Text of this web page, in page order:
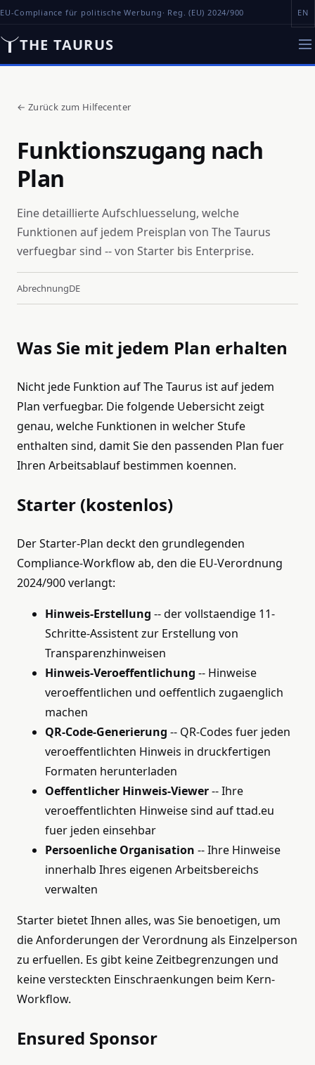
EU-Compliance für politische Werbung · Reg. (EU) 2024/900 EN
THE TAURUS
← Zurück zum Hilfecenter
Funktionszugang nach
Plan
Eine detaillierte Aufschluesselung, welche
Funktionen auf jedem Preisplan von The Taurus
verfuegbar sind -- von Starter bis Enterprise.
AbrechnungDE
Was Sie mit jedem Plan erhalten
Nicht jede Funktion auf The Taurus ist auf jedem
Plan verfuegbar. Die folgende Uebersicht zeigt
genau, welche Funktionen in welcher Stufe
enthalten sind, damit Sie den passenden Plan fuer
Ihren Arbeitsablauf bestimmen koennen.
Starter (kostenlos)
Der Starter-Plan deckt den grundlegenden
Compliance-Workflow ab, den die EU-Verordnung
2024/900 verlangt:
Hinweis-Erstellung -- der vollstaendige 11-
Schritte-Assistent zur Erstellung von
Transparenzhinweisen
Hinweis-Veroeffentlichung -- Hinweise
veroeffentlichen und oeffentlich zugaenglich
machen
QR-Code-Generierung -- QR-Codes fuer jeden
veroeffentlichten Hinweis in druckfertigen
Formaten herunterladen
Oeffentlicher Hinweis-Viewer-- Ihre
veroeffentlichten Hinweise sind auf ttad.eu
fuer jeden einsehbar
Persoenliche Organisation -- Ihre Hinweise
innerhalb Ihres eigenen Arbeitsbereichs
verwalten
Starter bietet Ihnen alles, was Sie benoetigen, um
die Anforderungen der Verordnung als Einzelperson
zu erfuellen. Es gibt keine Zeitbegrenzungen und
keine versteckten Einschraenkungen beim Kern-
Workflow.
Ensured Sponsor